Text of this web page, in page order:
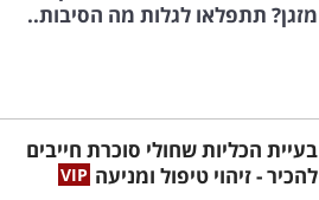
מזגן? תתפלאו לגלות מה הסיבות..
בעיית הכליות שחולי סוכרת חייבים
להכיר - זיהוי טיפול ומניעה